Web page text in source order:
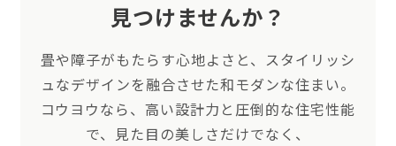
見つけませんか？
畳や障子がもたらす心地よさと、スタイリッシ
ュなデザインを融合させた和モダンな住まい。
コウヨウなら、高い設計力と圧倒的な住宅性能
で、見た目の美しさだけでなく、